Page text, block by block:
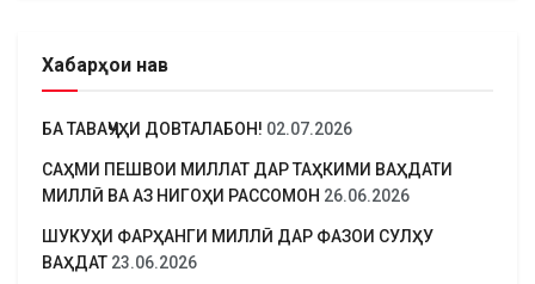
Хабарҳои нав
БА ТАВАҶҶУҲИ ДОВТАЛАБОН! 02.07.2026
САҲМИ ПЕШВОИ МИЛЛАТ ДАР ТАҲКИМИ ВАҲДАТИ
МИЛЛӢ ВА АЗ НИГОҲИ РАССОМОН 26.06.2026
ШУКУҲИ ФАРҲАНГИ МИЛЛӢ ДАР ФАЗОИ СУЛҲУ
ВАҲДАТ 23.06.2026